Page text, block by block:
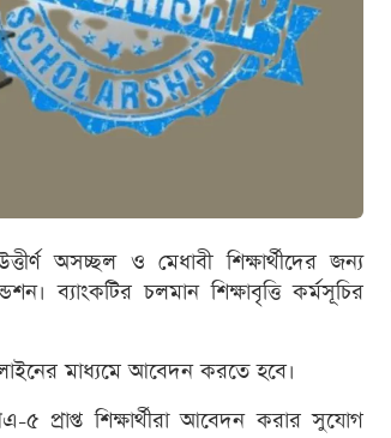
অসচ্ছল ও মেধাবী শিক্ষার্থীদের জন্য
ব্যাংকটির চলমান শিক্ষাবৃত্তি কর্মসূচির
মাধ্যমে আবেদন করতে হবে।
৫ প্রাপ্ত শিক্ষার্থীরা আবেদন করার সুযোগ